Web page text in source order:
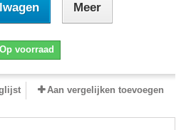
Meer
Op voorraad
Aan vergelijken toevoegen